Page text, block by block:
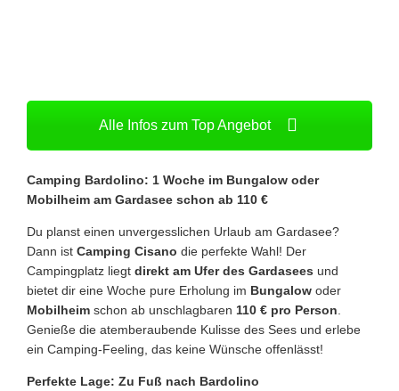
Alle Infos zum Top Angebot
Camping Bardolino: 1 Woche im Bungalow oder
Mobilheim am Gardasee schon ab 110 €
Du planst einen unvergesslichen Urlaub am Gardasee?
Dann ist Camping Cisano die perfekte Wahl! Der
Campingplatz liegt direkt am Ufer des Gardasees und
bietet dir eine Woche pure Erholung im Bungalow oder
Mobilheim schon ab unschlagbaren 110 € pro Person
Genieße die atemberaubende Kulisse des Sees und erlebe
ein Camping-Feeling, das keine Wünsche offenlässt!
Perfekte Lage: Zu Fuß nach Bardolino